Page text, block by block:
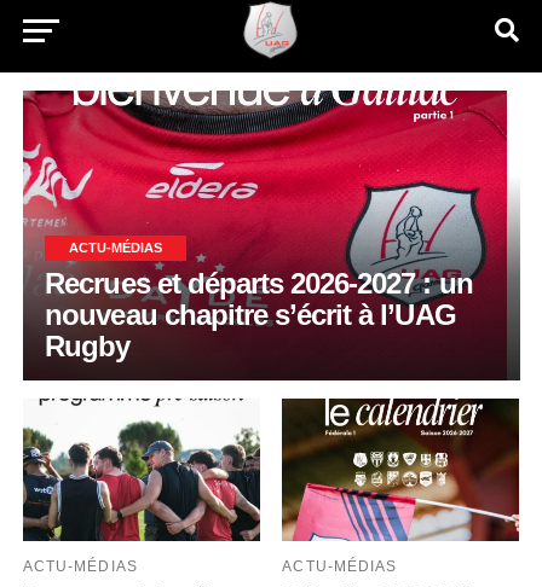
ACTU-MÉDIAS
Recrues et départs 2026-2027 : un
nouveau chapitre s’écrit à l’UAG
Rugby
ACTU-MÉDIAS ACTU-MÉDIAS